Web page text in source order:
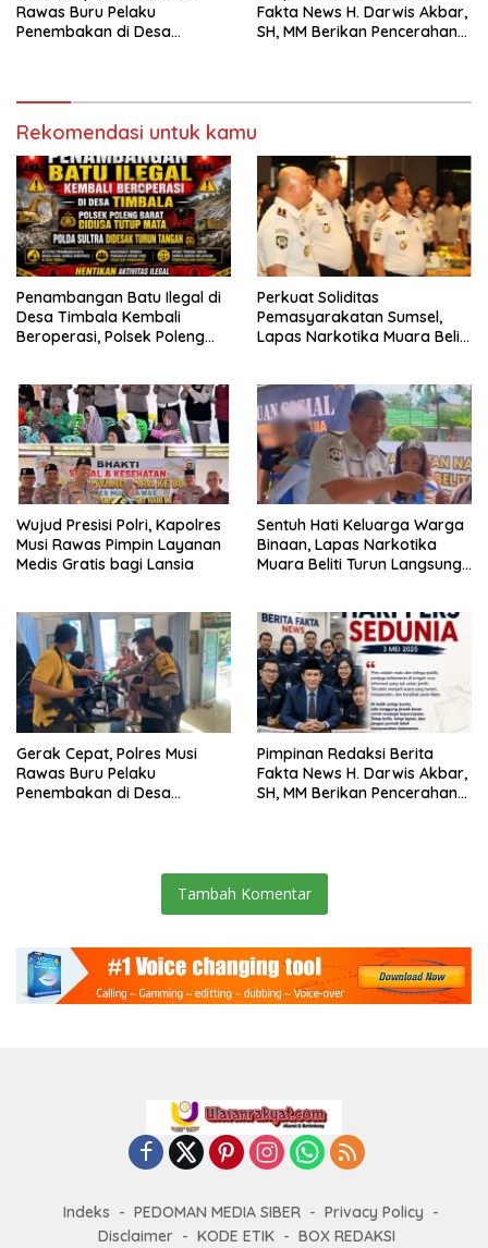
Rawas Buru Pelaku
Penembakan di Desa
Fakta News H. Darwis Akbar,
SH, MM Berikan Pencerahan
Rekomendasi untuk kamu
Penambangan Batu Ilegal di
Desa Timbala Kembali
Beroperasi, Polsek Poleng
Tangan
Perkuat Soliditas
Pemasyarakatan Sumsel,
Lapas Narkotika Muara Beliti
Wujud Presisi Polri, Kapolres
Musi Rawas Pimpin Layanan
Medis Gratis bagi Lansia
Sentuh Hati Keluarga Warga
Binaan, Lapas Narkotika
Muara Beliti Turun Langsung
Gerak Cepat, Polres Musi
Rawas Buru Pelaku
Penembakan di Desa
Pimpinan Redaksi Berita
Fakta News H. Darwis Akbar,
SH, MM Berikan Pencerahan
Tambah Komentar
Indeks PEDOMAN MEDIA SIBER
Privacy Policy
Disclaimer
KODE ETIK BOX REDAKSI